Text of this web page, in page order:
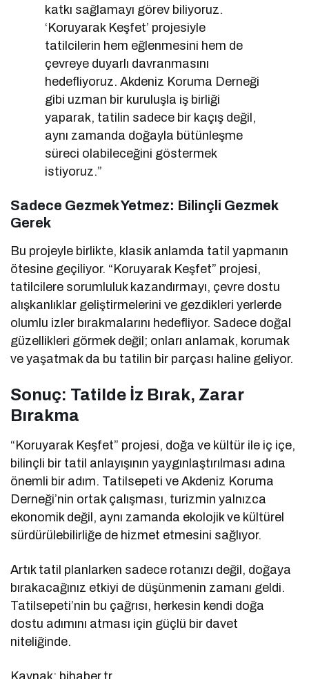
katkı sağlamayı görev biliyoruz.
‘Koruyarak Keşfet’ projesiyle
tatilcilerin hem eğlenmesini hem de
çevreye duyarlı davranmasını
hedefliyoruz. Akdeniz Koruma Derneği
gibi uzman bir kuruluşla iş birliği
yaparak, tatilin sadece bir kaçış değil,
aynı zamanda doğayla bütünleşme
süreci olabileceğini göstermek
istiyoruz.”
Sadece Gezmek Yetmez: Bilinçli Gezmek
Gerek
Bu projeyle birlikte, klasik anlamda tatil yapmanın
ötesine geçiliyor. “Koruyarak Keşfet” projesi,
tatilcilere sorumluluk kazandırmayı, çevre dostu
alışkanlıklar geliştirmelerini ve gezdikleri yerlerde
olumlu izler bırakmalarını hedefliyor. Sadece doğal
güzellikleri görmek değil; onları anlamak, korumak
ve yaşatmak da bu tatilin bir parçası haline geliyor.
Sonuç: Tatilde İz Bırak, Zarar
Bırakma
“Koruyarak Keşfet” projesi, doğa ve kültür ile iç içe,
bilinçli bir tatil anlayışının yaygınlaştırılması adına
önemli bir adım. Tatilsepeti ve Akdeniz Koruma
Derneği’nin ortak çalışması, turizmin yalnızca
ekonomik değil, aynı zamanda ekolojik ve kültürel
sürdürülebilirliğe de hizmet etmesini sağlıyor.
Artık tatil planlarken sadece rotanızı değil, doğaya
bırakacağınız etkiyi de düşünmenin zamanı geldi.
Tatilsepeti’nin bu çağrısı, herkesin kendi doğa
dostu adımını atması için güçlü bir davet
niteliğinde.
Kaynak: bihaber.tr